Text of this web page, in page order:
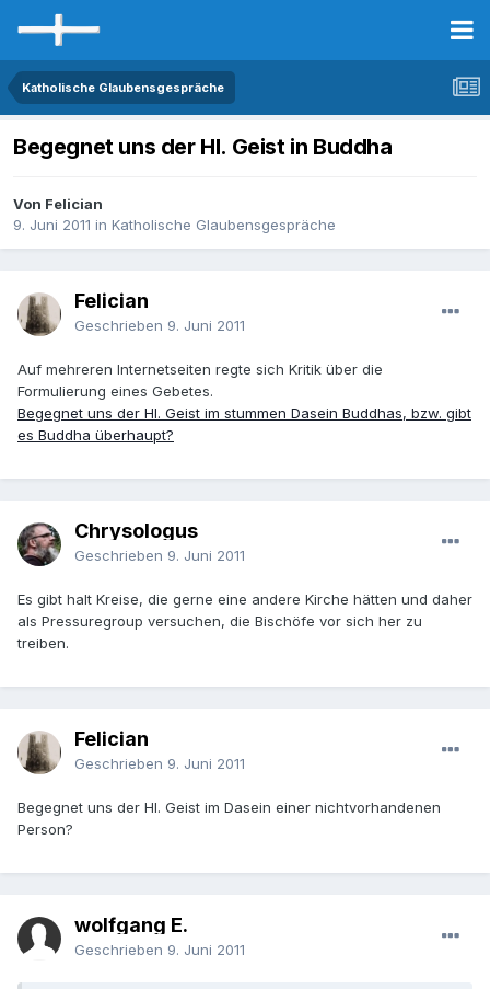
Katholische Glaubensgespräche
Begegnet uns der Hl. Geist in Buddha
Von Felician
9. Juni 2011 in Katholische Glaubensgespräche
Felician
Geschrieben 9. Juni 2011
Auf mehreren Internetseiten regte sich Kritik über die
Formulierung eines Gebetes.
Begegnet uns der Hl. Geist im stummen Dasein Buddhas, bzw. gibt
es Buddha überhaupt?
Chrysologus
Geschrieben 9. Juni 2011
Es gibt halt Kreise, die gerne eine andere Kirche hätten und daher
als Pressuregroup versuchen, die Bischöfe vor sich her zu
treiben.
Felician
Geschrieben 9. Juni 2011
Begegnet uns der Hl. Geist im Dasein einer nichtvorhandenen
Person?
wolfgang E.
Geschrieben 9. Juni 2011